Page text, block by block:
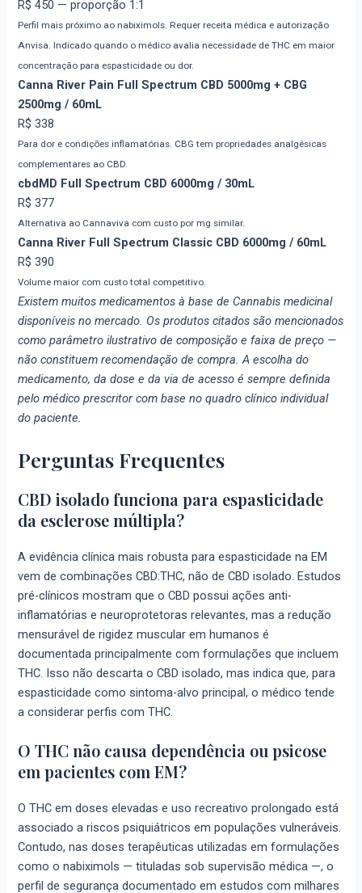
R$ 450 — proporção 1:1
Perfil mais próximo ao nabiximols. Requer receita médica e autorização
Anvisa. Indicado quando o médico avalia necessidade de THC em maior
concentração para espasticidade ou dor.
Canna River Pain Full Spectrum CBD 5000mg + CBG
2500mg / 60mL
R$ 338
Para dor e condições inflamatórias. CBG tem propriedades analgésicas
complementares ao CBD.
cbdMD Full Spectrum CBD 6000mg / 30mL
R$ 377
Alternativa ao Cannaviva com custo por mg similar.
Canna River Full Spectrum Classic CBD 6000mg / 60mL
R$ 390
Volume maior com custo total competitivo.
Existem muitos medicamentos à base de Cannabis medicinal
disponíveis no mercado. Os produtos citados são mencionados
como parâmetro ilustrativo de composição e faixa de preço —
não constituem recomendação de compra. A escolha do
medicamento, da dose e da via de acesso é sempre definida
pelo médico prescritor com base no quadro clínico individual
do paciente.
Perguntas Frequentes
CBD isolado funciona para espasticidade
da esclerose múltipla?
A evidência clínica mais robusta para espasticidade na EM
vem de combinações CBD:THC, não de CBD isolado. Estudos
pré-clínicos mostram que o CBD possui ações anti-
inflamatórias e neuroprotetoras relevantes, mas a redução
mensurável de rigidez muscular em humanos é
documentada principalmente com formulações que incluem
THC. Isso não descarta o CBD isolado, mas indica que, para
espasticidade como sintoma-alvo principal, o médico tende
a considerar perfis com THC.
O THC não causa dependência ou psicose
em pacientes com EM?
O THC em doses elevadas e uso recreativo prolongado está
associado a riscos psiquiátricos em populações vulneráveis.
Contudo, nas doses terapêuticas utilizadas em formulações
como o nabiximols — tituladas sob supervisão médica —, o
perfil de segurança documentado em estudos com milhares